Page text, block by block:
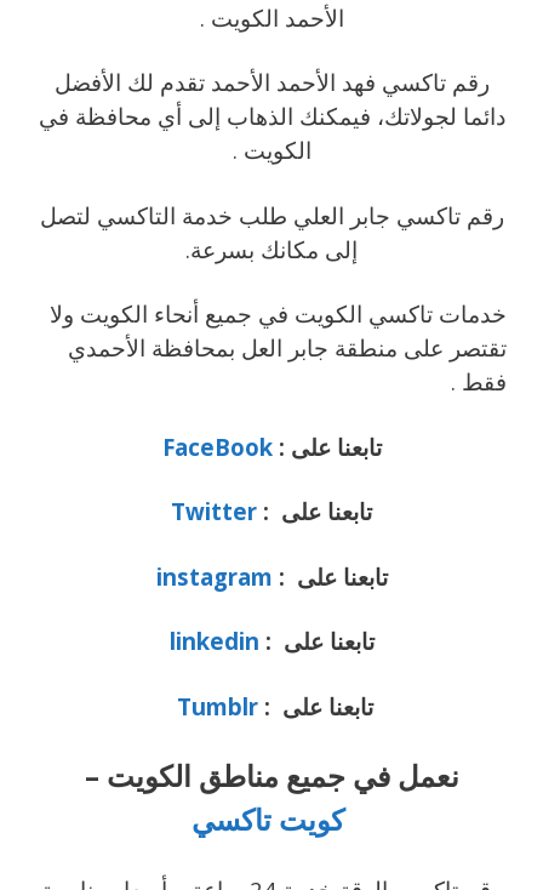
الأحمد الكويت .
رقم تاكسي فهد الأحمد الأحمد تقدم لك الأفضل
دائما لجولاتك، فيمكنك الذهاب إلى أي محافظة في
الكويت .
رقم تاكسي جابر العلي طلب خدمة التاكسي لتصل
إلى مكانك بسرعة.
خدمات تاكسي الكويت في جميع أنحاء الكويت ولا
تقتصر على منطقة جابر العل بمحافظة الأحمدي
فقط .
تابعنا على :FaceBook
تابعنا على : Twitter
تابعنا على : instagram
تابعنا على : linkedin
تابعنا على :Tumblr
نعمل في جميع مناطق الكويت –
كويت تاكسي